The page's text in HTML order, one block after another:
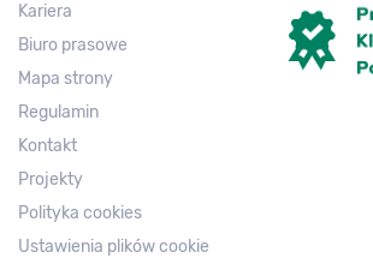
Kariera
Biuro prasowe
Mapa strony
Regulamin
Kontakt
Projekty
Polityka cookies
Ustawienia plików cookie